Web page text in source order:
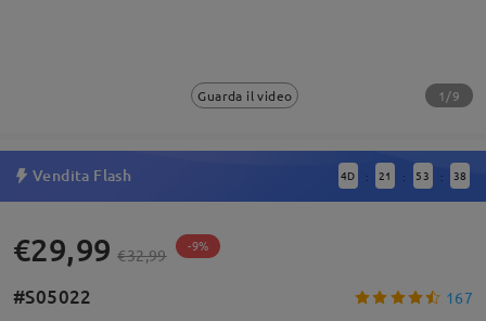
Guarda il video 1/9
Vendita Flash 4D : 21 : 53 : 38
€29,99 €32,99 -9%
#S05022 167